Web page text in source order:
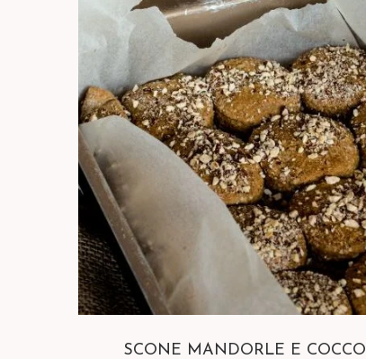
SCONE MANDORLE E COCCO